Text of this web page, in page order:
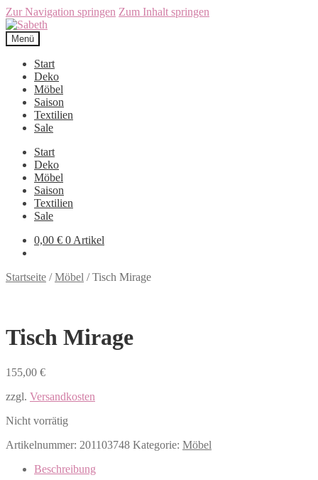
Zur Navigation springen Zum Inhalt springen
Menü
Start
Deko
Möbel
Saison
Textilien
Sale
Start
Deko
Möbel
Saison
Textilien
Sale
0,00 € 0 Artikel
Startseite /Möbel /Tisch Mirage
Tisch Mirage
155,00 €
zzgl. Versandkosten
Nicht vorrätig
Artikelnummer: 201103748 Kategorie: Möbel
Beschreibung